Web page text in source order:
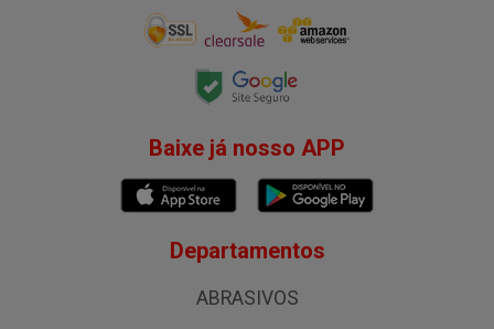
Baixe já nosso APP
Departamentos
ABRASIVOS